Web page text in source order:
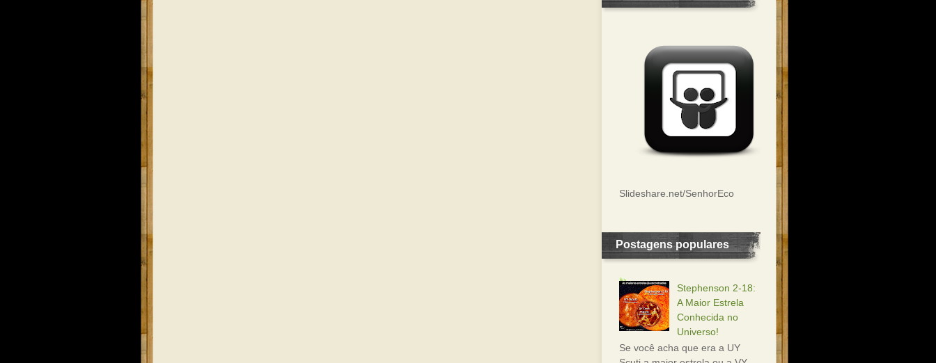
Slideshare.net/SenhorEco
Postagens populares
Stephenson 2-18:
A Maior Estrela
Conhecida no
Universo!
Se você acha que era a UY